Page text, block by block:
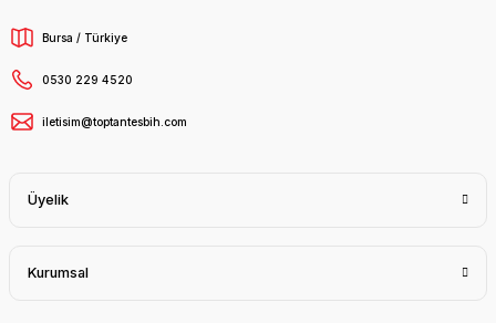
Bursa / Türkiye
0530 229 4520
iletisim@toptantesbih.com
Üyelik
Kurumsal